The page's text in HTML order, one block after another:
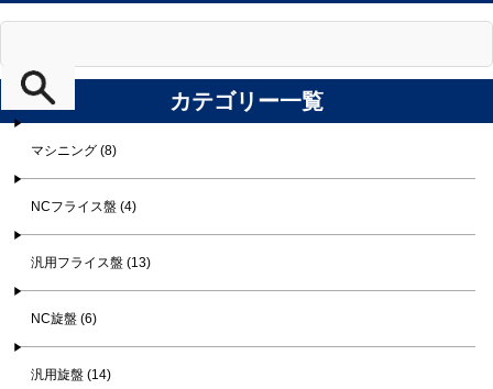
カテゴリー一覧
マシニング (8)
NCフライス盤 (4)
汎用フライス盤 (13)
NC旋盤 (6)
汎用旋盤 (14)